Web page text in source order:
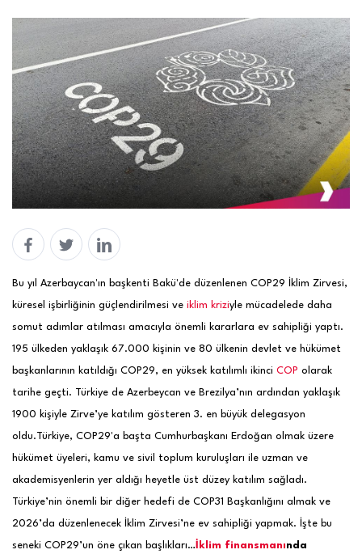
Bu yıl Azerbaycan'ın başkenti Bakü'de düzenlenen COP29 İklim Zirvesi,
küresel işbirliğinin güçlendirilmesi ve iklim kriziyle mücadelede daha
somut adımlar atılması amacıyla önemli kararlara ev sahipliği yaptı.
195 ülkeden yaklaşık 67.000 kişinin ve 80 ülkenin devlet ve hükümet
başkanlarının katıldığı COP29, en yüksek katılımlı ikinci COP olarak
tarihe geçti. Türkiye de Azerbeycan ve Brezilya’nın ardından yaklaşık
1900 kişiyle Zirve’ye katılım gösteren 3. en büyük delegasyon
oldu. Türkiye, COP29'a başta Cumhurbaşkanı Erdoğan olmak üzere
hükümet üyeleri, kamu ve sivil toplum kuruluşları ile uzman ve
akademisyenlerin yer aldığı heyetle üst düzey katılım sağladı.
Türkiye’nin önemli bir diğer hedefi de COP31 Başkanlığını almak ve
2026’da düzenlenecek İklim Zirvesi’ne ev sahipliği yapmak. İşte bu
seneki COP29’un öne çıkan başlıkları… İklim finansmanında